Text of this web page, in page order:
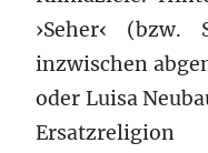
›Seher‹
inzwischen
oder Luisa